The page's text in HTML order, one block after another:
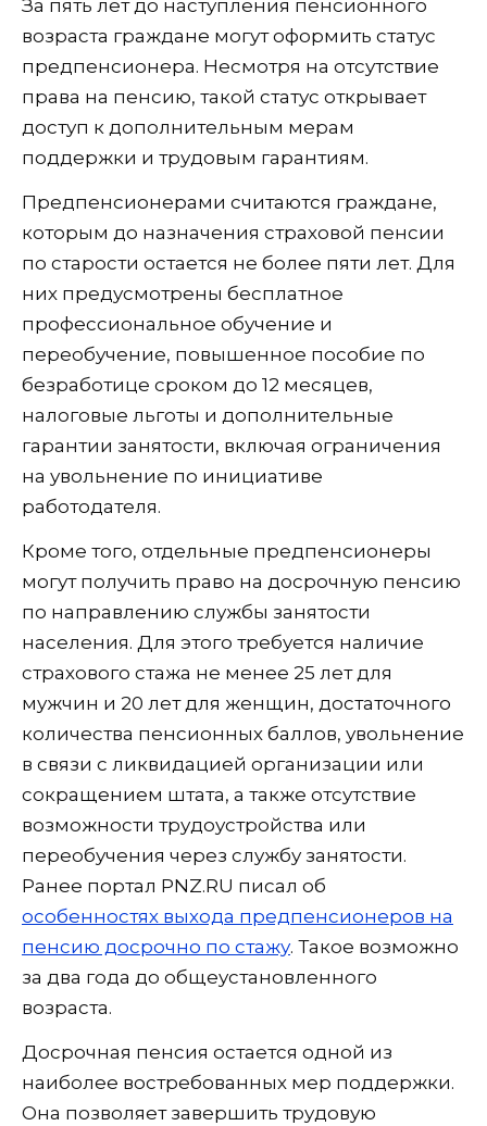
За пять лет до наступления пенсионного
возраста граждане могут оформить статус
предпенсионера. Несмотря на отсутствие
права на пенсию, такой статус открывает
доступ к дополнительным мерам
поддержки и трудовым гарантиям.
Предпенсионерами считаются граждане,
которым до назначения страховой пенсии
по старости остается не более пяти лет. Для
них предусмотрены бесплатное
профессиональное обучение и
переобучение, повышенное пособие по
безработице сроком до 12 месяцев,
налоговые льготы и дополнительные
гарантии занятости, включая ограничения
на увольнение по инициативе
работодателя.
Кроме того, отдельные предпенсионеры
могут получить право на досрочную пенсию
по направлению службы занятости
населения. Для этого требуется наличие
страхового стажа не менее 25 лет для
мужчин и 20 лет для женщин, достаточного
количества пенсионных баллов, увольнение
в связи с ликвидацией организации или
сокращением штата, а также отсутствие
возможности трудоустройства или
переобучения через службу занятости.
Ранее портал PNZ.RU писал об
особенностях выхода предпенсионеров на
пенсию досрочно по стажу. Такое возможно
за два года до общеустановленного
возраста.
Досрочная пенсия остается одной из
наиболее востребованных мер поддержки.
Она позволяет завершить трудовую